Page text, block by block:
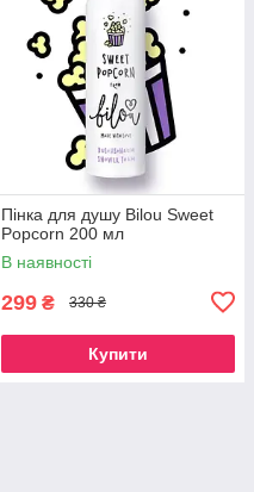
Пінка для душу Bilou Sweet
Popcorn 200 мл
В наявності
299 ₴ 330 ₴
Купити